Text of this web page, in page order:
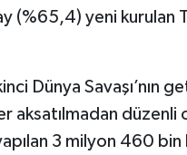
(%65,4) yeni kurulan
Dünya Savaşı’nın
düzenli
3 milyon 460